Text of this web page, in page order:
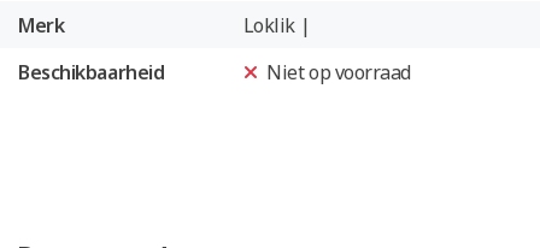
Merk
Loklik |
Beschikbaarheid
Niet op voorraad